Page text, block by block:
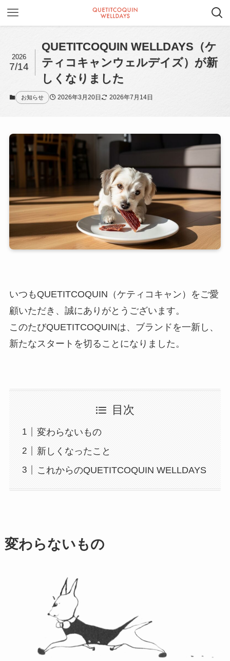
QUETITCOQUIN WELLDAYS（ケ
ティコキャンウェルデイズ）が新
しくなりました
2026
7/14
お知らせ 2026年3月20日 2026年7月14日
いつもQUETITCOQUIN（ケティコキャン）をご愛
顧いただき、誠にありがとうございます。
このたびQUETITCOQUINは、ブランドを一新し、
新たなスタートを切ることになりました。
目次
変わらないもの
新しくなったこと
これからのQUETITCOQUIN WELLDAYS
変わらないもの